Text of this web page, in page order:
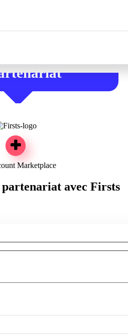
avec Firsts